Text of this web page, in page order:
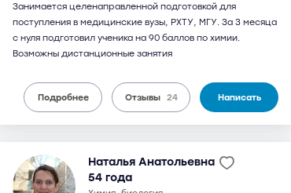
Занимается целенаправленной подготовкой для
поступления в медицинские вузы, РХТУ, МГУ. За 3 месяца
с нуля подготовил ученика на 90 баллов по химии.
Возможны дистанционные занятия
Подробнее Отзывы 24 Написать
Наталья Анатольевна
54 года